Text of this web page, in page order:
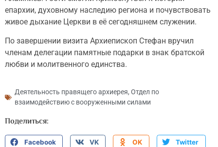
епархии, духовному наследию региона и почувствовать
живое дыхание Церкви в её сегодняшнем служении.
По завершении визита Архиепископ Стефан вручил
членам делегации памятные подарки в знак братской
любви и молитвенного единства.
Деятельность правящего архиерея, Отдел по
взаимодействию с вооруженными силами
Поделиться:
Facebook VK OK Twitter